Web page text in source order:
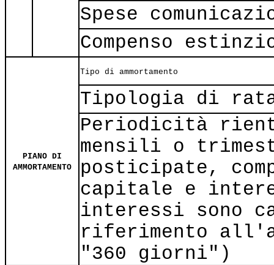
Spese
Compenso
PIANO DI
AMMORTAMENTO
Tipo di ammortamento
Tipologia di
Periodicità
mensili o
posticipate,
capitale e
interessi sono
riferimento
"360 giorni")